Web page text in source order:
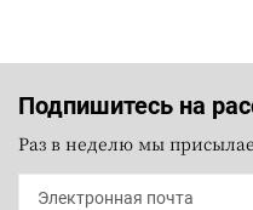
Подпишитесь на
Раз в неделю мы